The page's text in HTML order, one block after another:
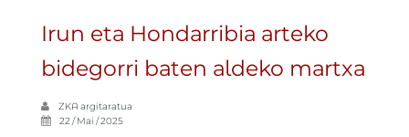
Irun eta Hondarribia arteko
bidegorri baten aldeko martxa
ZKA argitaratua
22 / Mai / 2025